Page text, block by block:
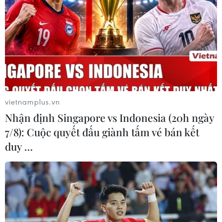
18/12/2019 07:41
Tàu khu trục Wang Geon chở lực lượng hải quân
Cheonghae đợt 31 sẽ rời cảng Busan cuối tháng này để
bàn giao nhiệm vụ với tàu Kang Gam Chan đang làm
nhiệm vụ trên vùng biển vịnh Aden.
vietnamplus.vn
Nhận định Singapore vs Indonesia (20h ngày
7/8): Cuộc quyết đấu giành tấm vé bán kết
duy …